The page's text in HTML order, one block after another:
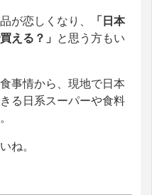
が恋しくなり、
「日本
える？」 と思う方もい
事情から、現地で日本
る日系スーパーや食料
ね。